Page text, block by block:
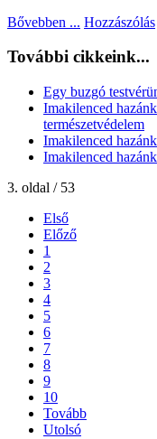
Bővebben ... Hozzászólás
További cikkeink...
Egy buzgó
Imakilenced
természetvédelem
Imakilenced
Imakilenced
3. oldal / 53
Első
Előző
1
2
3
4
5
6
7
8
9
10
Tovább
Utolsó